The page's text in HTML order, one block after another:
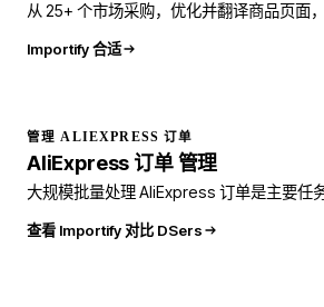
从 25+ 个市场采购，优化并翻译商品页面
Importify 合适
管理 ALIEXPRESS 订单
AliExpress订单管理
大规模批量处理 AliExpress 订单是主要任务
查看 Importify 对比 DSers